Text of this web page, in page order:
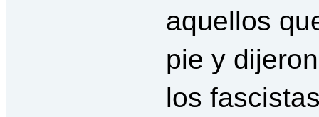
aquellos
pie y
los